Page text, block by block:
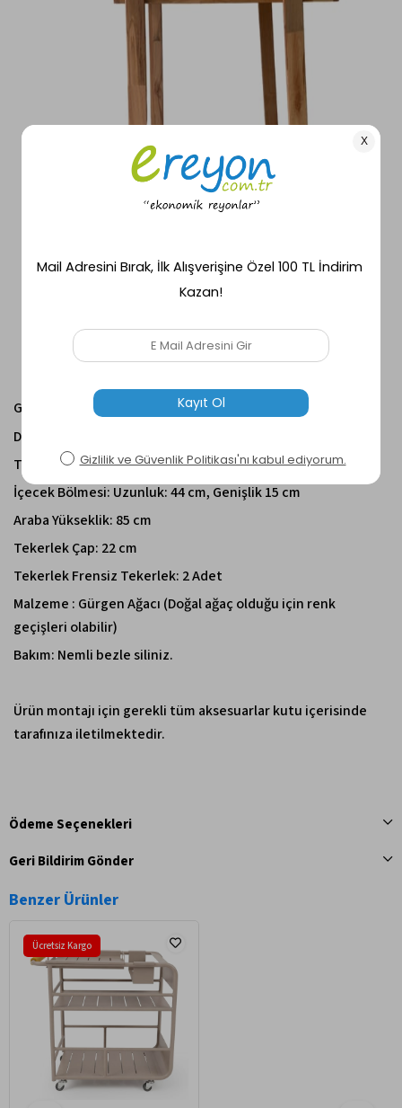
Genişlik: 48 cm
Derinlik: 75 cm (Tutma Kolu ile Birlikte)
Tepsi Derinlik: 60 cm, Genişlik: 44 cm
İçecek Bölmesi: Uzunluk: 44 cm, Genişlik 15 cm
Araba Yükseklik: 85 cm
Tekerlek Çap: 22 cm
Tekerlek Frensiz Tekerlek: 2 Adet
Malzeme : Gürgen Ağacı (Doğal ağaç olduğu için renk
geçişleri olabilir)
Bakım: Nemli bezle siliniz.
Ürün montajı için gerekli tüm aksesuarlar kutu içerisinde
tarafınıza iletilmektedir.
Ödeme Seçenekleri
Geri Bildirim Gönder
Benzer Ürünler
Ücretsiz Kargo